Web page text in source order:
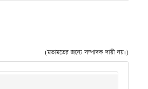
(মতামতের জন্যে সম্পাদক দায়ী নয়।)